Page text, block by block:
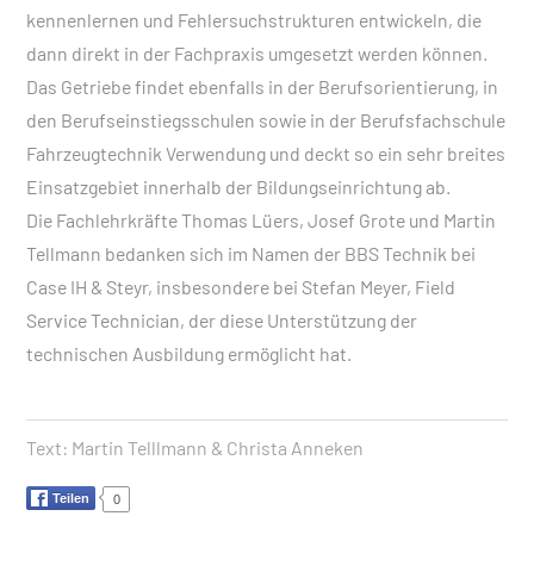
kennenlernen und Fehlersuchstrukturen entwickeln, die
dann direkt in der Fachpraxis umgesetzt werden können.
Das Getriebe findet ebenfalls in der Berufsorientierung, in
den Berufseinstiegsschulen sowie in der Berufsfachschule
Fahrzeugtechnik Verwendung und deckt so ein sehr breites
Einsatzgebiet innerhalb der Bildungseinrichtung ab.
Die Fachlehrkräfte Thomas Lüers, Josef Grote und Martin
Tellmann bedanken sich im Namen der BBS Technik bei
Case IH & Steyr, insbesondere bei Stefan Meyer, Field
Service Technician, der diese Unterstützung der
technischen Ausbildung ermöglicht hat.
Text: Martin Telllmann & Christa Anneken
Teilen 0